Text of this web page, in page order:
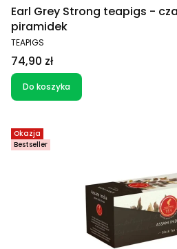
Earl Grey Strong teapigs -
piramidek
PRODUCENT
TEAPIGS
Cena
74,90 zł
Do koszyka
Okazja
Bestseller